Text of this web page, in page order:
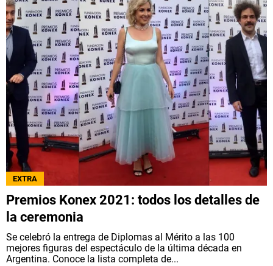
EXTRA
Premios Konex 2021: todos los detalles de
la ceremonia
Se celebró la entrega de Diplomas al Mérito a las 100
mejores figuras del espectáculo de la última década en
Argentina. Conoce la lista completa de...